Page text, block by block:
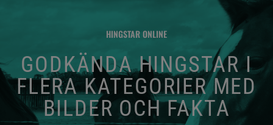
HINGSTAR ONLINE
GODKÄNDA HINGSTAR I
FLERA KATEGORIER MED
BILDER OCH FAKTA